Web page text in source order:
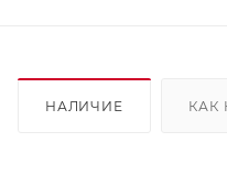
НАЛИЧИЕ КАК